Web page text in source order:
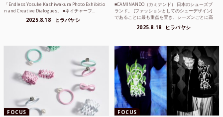
「Endless Yosuke Kashiwakura Photo Exhibitio
n and Creative Dialogues」 ■ネイチャーフ...
2025.8.18 ヒラバヤシ
■CAMINANDO（カミナンド） 日本のシューズブ
ランド。 [ファッションとしてのシューデザイン]
であることに最も重点を置き、シーズンごとに高
2025.8.18 ヒラバヤシ
FOCUS FOCUS